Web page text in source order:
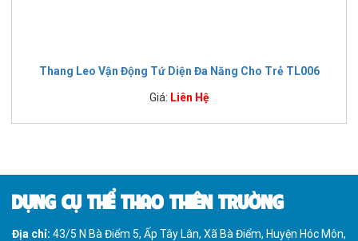
Thang Leo Vận Động Tứ Diện Đa Năng Cho Trẻ TL006
Giá: Liên Hệ
DỤNG CỤ THỂ THAO THIÊN TRƯỜNG
Địa chỉ: 43/5 N Bà Điểm 5, Ấp Tây Lân, Xã Bà Điểm, Huyện Hóc Môn,